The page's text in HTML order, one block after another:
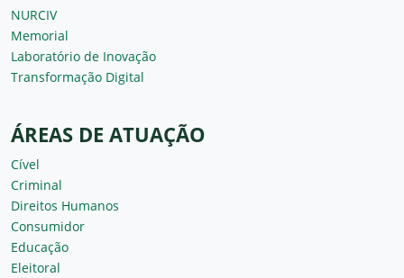
NURCIV
Memorial
Laboratório de Inovação
Transformação Digital
ÁREAS DE ATUAÇÃO
Cível
Criminal
Direitos Humanos
Consumidor
Educação
Eleitoral